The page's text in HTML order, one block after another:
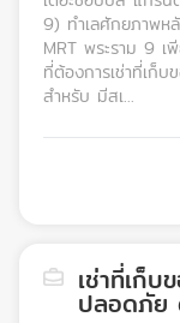
9) ทำเลศักยภาพห
MRT พระราม 9 เ
ที่ต้องการเช่าที่เก็บ
สำหรับ มีสเ...
เช่าที่เก็บ
ปลอดภัย